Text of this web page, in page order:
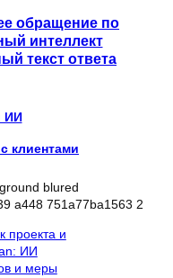
обращение по
интеллект
текст ответа
ИИ
клиентами